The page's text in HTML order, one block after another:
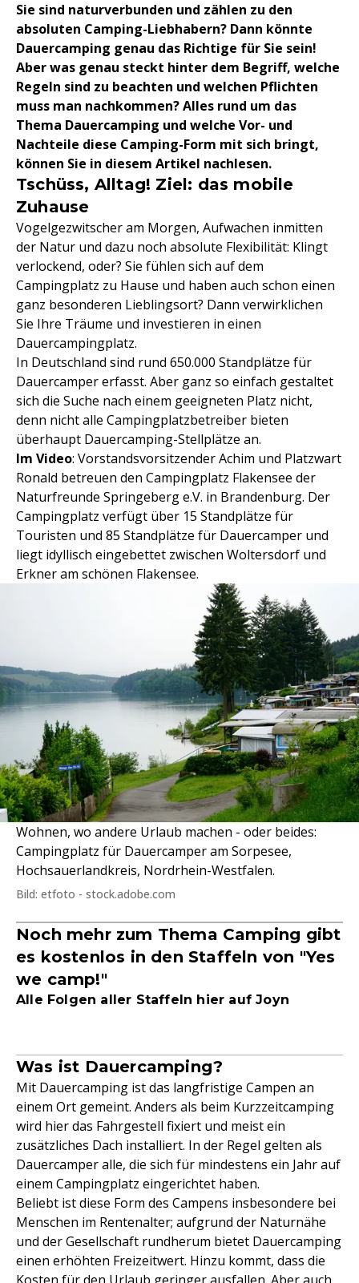
Sie sind naturverbunden und zählen zu den
absoluten Camping-Liebhabern? Dann könnte
Dauercamping genau das Richtige für Sie sein!
Aber was genau steckt hinter dem Begriff, welche
Regeln sind zu beachten und welchen Pflichten
muss man nachkommen? Alles rund um das
Thema Dauercamping und welche Vor- und
Nachteile diese Camping-Form mit sich bringt,
können Sie in diesem Artikel nachlesen.
Tschüss, Alltag! Ziel: das mobile
Zuhause
Vogelgezwitscher am Morgen, Aufwachen inmitten
der Natur und dazu noch absolute Flexibilität: Klingt
verlockend, oder? Sie fühlen sich auf dem
Campingplatz zu Hause und haben auch schon einen
ganz besonderen Lieblingsort? Dann verwirklichen
Sie Ihre Träume und investieren in einen
Dauercampingplatz.
In Deutschland sind rund 650.000 Standplätze für
Dauercamper erfasst. Aber ganz so einfach gestaltet
sich die Suche nach einem geeigneten Platz nicht,
denn nicht alle Campingplatzbetreiber bieten
überhaupt Dauercamping-Stellplätze an.
Im Video: Vorstandsvorsitzender Achim und Platzwart
Ronald betreuen den Campingplatz Flakensee der
Naturfreunde Springeberg e.V. in Brandenburg. Der
Campingplatz verfügt über 15 Standplätze für
Touristen und 85 Standplätze für Dauercamper und
liegt idyllisch eingebettet zwischen Woltersdorf und
Erkner am schönen Flakensee.
Wohnen, wo andere Urlaub machen - oder beides:
Campingplatz für Dauercamper am Sorpesee,
Hochsauerlandkreis, Nordrhein-Westfalen.
Bild: etfoto - stock.adobe.com
Noch mehr zum Thema Camping gibt
es kostenlos in den Staffeln von "Yes
we camp!"
Alle Folgen aller Staffeln hier auf Joyn
Was ist Dauercamping?
Mit Dauercamping ist das langfristige Campen an
einem Ort gemeint. Anders als beim Kurzzeitcamping
wird hier das Fahrgestell fixiert und meist ein
zusätzliches Dach installiert. In der Regel gelten als
Dauercamper alle, die sich für mindestens ein Jahr auf
einem Campingplatz eingerichtet haben.
Beliebt ist diese Form des Campens insbesondere bei
Menschen im Rentenalter; aufgrund der Naturnähe
und der Gesellschaft rundherum bietet Dauercamping
einen erhöhten Freizeitwert. Hinzu kommt, dass die